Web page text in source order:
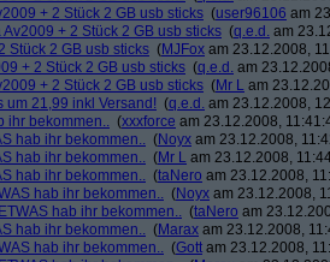
+ 2 Stück 2 GB usb sticks (user96106 am
Av2009 + 2 Stück 2 GB usb sticks (q.e.d. am
Stück 2 GB usb sticks (MJFox am 23.12.2008,
+ 2 Stück 2 GB usb sticks (q.e.d. am
+ 2 Stück 2 GB usb sticks (Mr L am
um 21,99 inkl Versand! (q.e.d. am 23.12.2008,
ihr bekommen.. (xxxforce am 23.12.2008,
hab ihr bekommen.. (Noyx am 23.12.2008,
hab ihr bekommen.. (Mr L am 23.12.2008,
hab ihr bekommen.. (taNero am 23.12.2008,
hab ihr bekommen.. (Noyx am 23.12.2008,
hab ihr bekommen.. (taNero am
hab ihr bekommen.. (Marax am 23.12.2008,
hab ihr bekommen.. (Gott am 23.12.2008,